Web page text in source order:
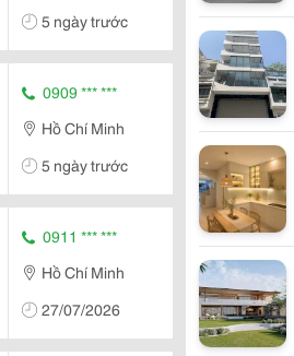
5 ngày trước
0909 *** ***
Hồ Chí Minh
5 ngày trước
0911 *** ***
Hồ Chí Minh
27/07/2026